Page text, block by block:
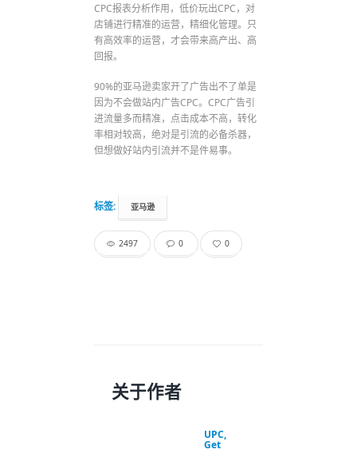
CPC报表分析作用，低价玩出CPC，对
店铺进行精准的运营，精细化管理。只
有高效率的运营，才会带来高产出、高
回报。
90%的亚马逊卖家开了广告出不了单是
因为不会做站内广告CPC。CPC广告引
进流量多而精准，点击成本不高，转化
率相对较高，绝对是引流的必备杀器，
但想做好站内引流并不是件易事。
标签: 亚马逊
2497 0 0
关于作者
UPC,
Get